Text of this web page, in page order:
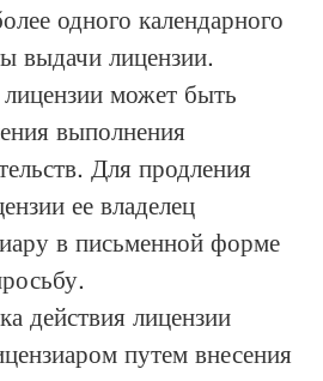
одного календарного
выдачи лицензии.
может быть
выполнения
Для продления
ее владелец
в письменной форме
действия лицензии
путем внесения